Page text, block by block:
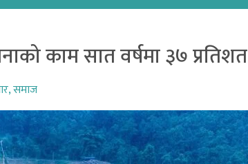
काम सात वर्षमा ३७ प्रतिशत
,समाज